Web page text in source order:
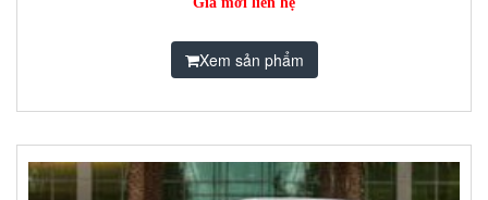
Xem sản phẩm